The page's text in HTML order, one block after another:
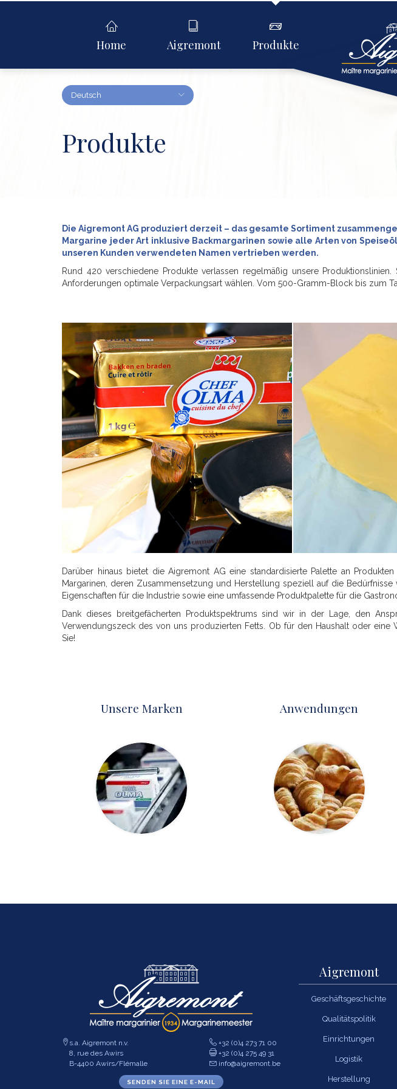
Home Aigremont Produkte
Deutsch
Produkte
Die Aigremont AG produziert derzeit – das gesamte Sortiment
Margarine jeder Art inklusive Backmargarinen sowie alle Arten von
unseren Kunden verwendeten Namen vertrieben werden.
Rund 420 verschiedene Produkte verlassen regelmäßig unsere
Anforderungen optimale Verpackungsart wählen. Vom 500-Gramm-Block bis zum
Darüber hinaus bietet die Aigremont AG eine standardisierte Palette an
Margarinen, deren Zusammensetzung und Herstellung speziell auf die
Eigenschaften für die Industrie sowie eine umfassende Produktpalette für die
Dank dieses breitgefächerten Produktspektrums sind wir in der Lage, den
Verwendungszeck des von uns produzierten Fetts. Ob für den Haushalt oder
Sie!
Unsere Marken Anwendungen
s.a. Aigremont n.v.
8, rue des Awirs
B-4400 Awirs/Flémalle
+32 (0)4 273 71 00
+32 (0)4 275 49 31
info@aigremont.be
SENDEN SIE EINE E-MAIL
Aigremont
Geschäftsgeschichte
Qualitätspolitik
Einrichtungen
Logistik
Herstellung